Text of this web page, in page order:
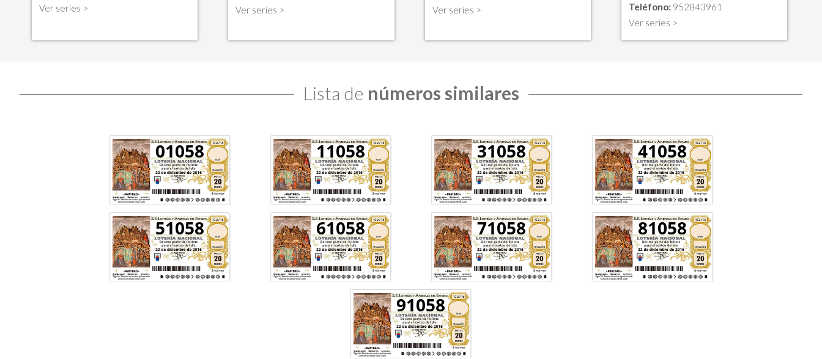
Ver series >
Ver series >
Ver series >
Teléfono: 952843961
Ver series >
Lista de números similares
01058 11058 31058 41058
51058 61058 71058 81058
91058